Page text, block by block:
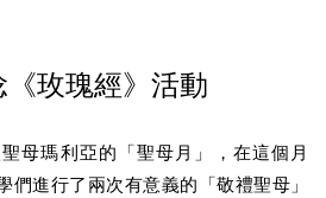
玫瑰經》活動
母瑪利亞的「聖母月」，在這個月
們進行了兩次有意義的「敬禮聖母」